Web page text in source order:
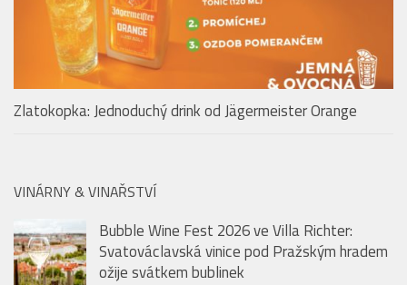
Zlatokopka: Jednoduchý drink od Jägermeister Orange
VINÁRNY & VINAŘSTVÍ
Bubble Wine Fest 2026 ve Villa Richter:
Svatováclavská vinice pod Pražským hradem
ožije svátkem bublinek